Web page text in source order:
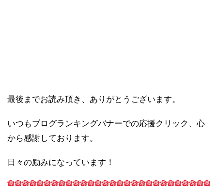
最後までお読み頂き、ありがとうございます。
いつもブログランキングバナーでの応援クリック、心
から感謝しております。
日々の励みになっています！